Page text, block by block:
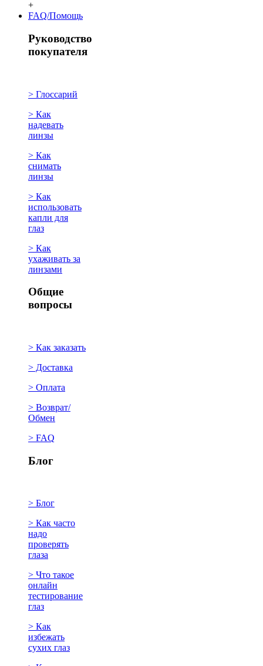
+
FAQ/Помощь
Руководство
покупателя
> Глоссарий
> Как
надевать
линзы
> Как
снимать
линзы
> Как
использовать
капли для
глаз
> Как
ухаживать за
линзами
Общие
вопросы
> Как заказать
> Доставка
> Оплата
> Возврат/
Обмен
> FAQ
Блог
> Блог
> Как часто
надо
проверять
глаза
> Что такое
онлайн
тестирование
глаз
> Как
избежать
сухих глаз